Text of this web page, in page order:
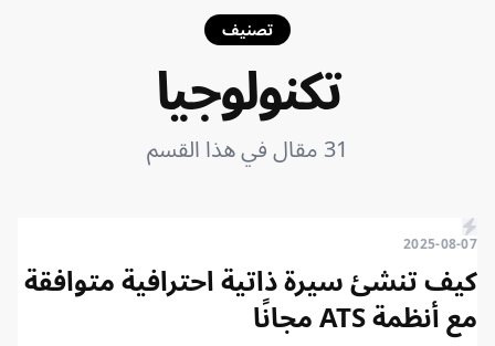
تصنيف
تكنولوجيا
31 مقال في هذا القسم
2025-08-07
كيف تنشئ سيرة ذاتية احترافية متوافقة
مع أنظمة ATS مجانًا